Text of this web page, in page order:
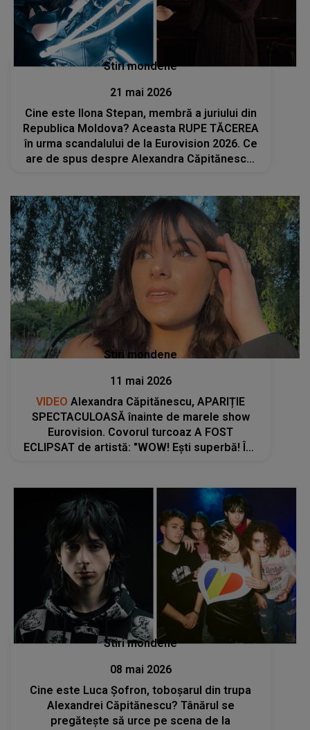
Stiri mondene
21 mai 2026
Cine este Ilona Stepan, membră a juriului din
Republica Moldova? Aceasta RUPE TĂCEREA
în urma scandalului de la Eurovision 2026. Ce
are de spus despre Alexandra Căpitănescu:
Stiri mondene
11 mai 2026
VIDEO Alexandra Căpitănescu, APARIȚIE
SPECTACULOASĂ înainte de marele show
Eurovision. Covorul turcoaz A FOST
ECLIPSAT de artistă: "WOW! Ești superbă! Îmi
Stiri mondene
08 mai 2026
Cine este Luca Șofron, toboșarul din trupa
Alexandrei Căpitănescu? Tânărul se
pregătește să urce pe scena de la